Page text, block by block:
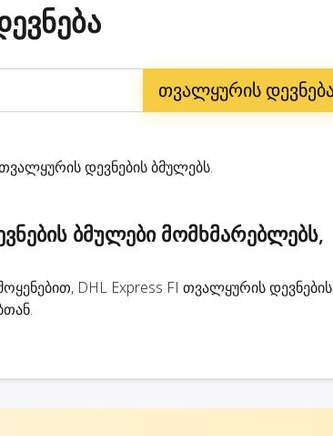
დევნების ბმულებს.
ბმულები მომხმარებლებს,
DHL Express FI თვალყურის დევნების